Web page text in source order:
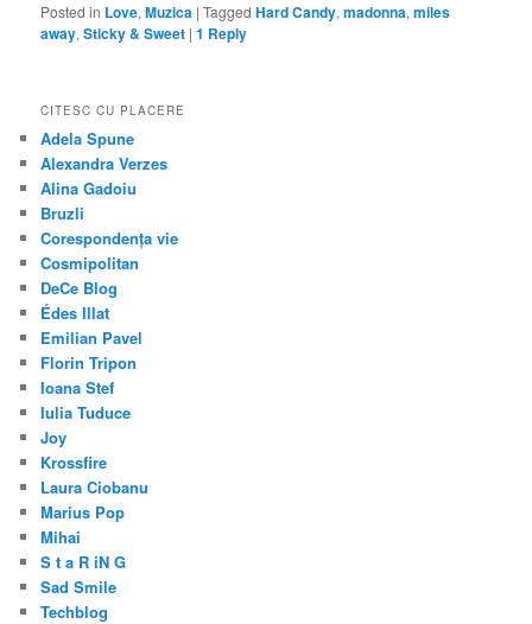
Posted in Love,Muzica |Tagged Hard Candy,madonna,miles
away,Sticky & Sweet |1 Reply
CITESC CU PLACERE
Adela Spune
Alexandra Verzes
Alina Gadoiu
Bruzli
Corespondența vie
Cosmipolitan
DeCe Blog
Édes Illat
Emilian Pavel
Florin Tripon
Ioana Stef
Iulia Tuduce
Joy
Krossfire
Laura Ciobanu
Marius Pop
Mihai
S t a R iN G
Sad Smile
Techblog